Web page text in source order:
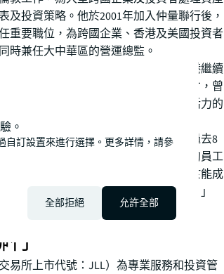
及投資策略。他於2001年加入仲量聯行後，
重要職位，為跨國企業、香港及美國投資者
時兼任大中華區的營運總監。
裁顧東尼(Anthony Couse)表示：「香港繼續
之一，我們很幸運擁有豐富的管理人才，曾
能及豐富經驗將帶領我們在這個充滿活力的
。」
裁馮建強表示：「仲量聯行在曾煥平過去8
得極大成就，並對堅定不移關注我們的員工
文將繼續鞏固市場及人才庫，我們對於能成
贏得香港和跨國客戶的信任深感榮幸。」
趣的項目
行
易所上市代號：JLL）為專業服務和投資管
。
自訂設置來進行選擇。更多詳情，請參
全部拒絕 允許全部